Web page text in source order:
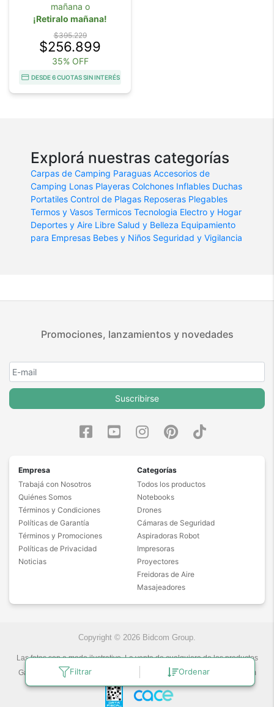
Filtrar Ordenar
mañana o
¡Retiralo mañana!
$395.229
$256.899
35% OFF
DESDE 6 CUOTAS SIN INTERÉS
Explorá nuestras categorías
Carpas de Camping Paraguas Accesorios de
Camping Lonas Playeras Colchones Inflables Duchas
Portatiles Control de Plagas Reposeras Plegables
Termos y Vasos Termicos Tecnologia Electro y Hogar
Deportes y Aire Libre Salud y Belleza Equipamiento
para Empresas Bebes y Niños Seguridad y Vigilancia
Promociones, lanzamientos y novedades
Suscribirse
Empresa
Trabajá con Nosotros
Quiénes Somos
Términos y Condiciones
Políticas de Garantía
Términos y Promociones
Políticas de Privacidad
Noticias
Categorías
Todos los productos
Notebooks
Drones
Cámaras de Seguridad
Aspiradoras Robot
Impresoras
Proyectores
Freidoras de Aire
Masajeadores
Copyright © 2026 Bidcom Group.
Las fotos son a modo ilustrativo. La venta de cualquiera de los productos
publicados está sujeta a la verificación de stock.
Gadnic Tecnología novedosa.
Última actualización:9/8/2026
Bidcom
S.R.L.